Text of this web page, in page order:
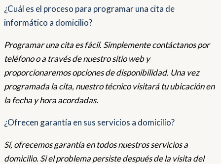
¿Cuál es el proceso para programar una cita de
informático a domicilio?
Programar una cita es fácil. Simplemente contáctanos por
teléfono o a través de nuestro sitio web y
proporcionaremos opciones de disponibilidad. Una vez
programada la cita, nuestro técnico visitará tu ubicación en
la fecha y hora acordadas.
¿Ofrecen garantía en sus servicios a domicilio?
Sí, ofrecemos garantía en todos nuestros servicios a
domicilio. Si el problema persiste después de la visita del